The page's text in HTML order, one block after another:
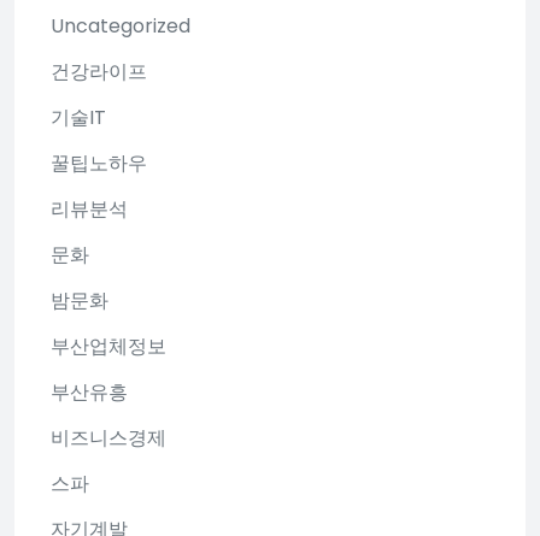
Uncategorized
건강라이프
기술IT
꿀팁노하우
리뷰분석
문화
밤문화
부산업체정보
부산유흥
비즈니스경제
스파
자기계발